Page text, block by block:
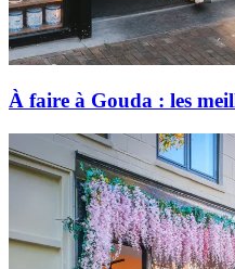
À faire à Gouda : les